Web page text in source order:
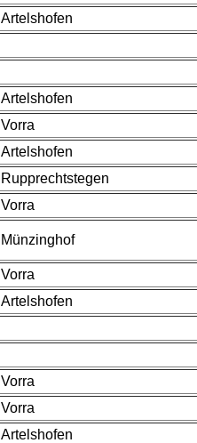
Artelshofen
Artelshofen
Vorra
Artelshofen
Rupprechtstegen
Vorra
Münzinghof
Vorra
Artelshofen
Vorra
Vorra
Artelshofen